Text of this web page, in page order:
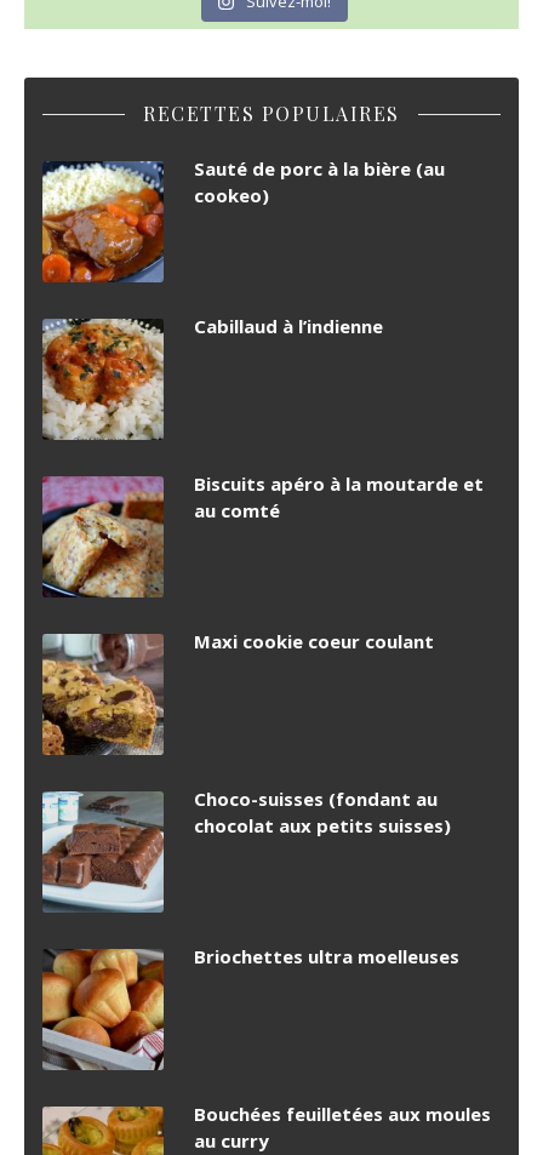
RECETTES POPULAIRES
Sauté de porc à la bière (au
cookeo)
Cabillaud à l’indienne
Biscuits apéro à la moutarde et
au comté
Maxi cookie coeur coulant
Choco-suisses (fondant au
chocolat aux petits suisses)
Briochettes ultra moelleuses
Bouchées feuilletées aux moules
au curry